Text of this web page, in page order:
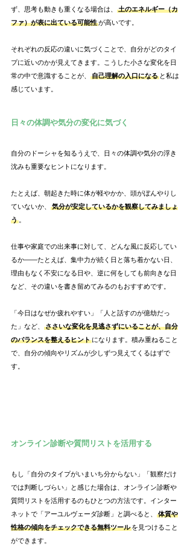
ず、思考も動きも重くなる場合は、
土のエネルギー（カ
ファ）が表に出ている可能性が高いです。
それぞれの反応の違いに気づくことで、自分がどのタイ
プに近いのかが見えてきます。こうした小さな変化を日
常の中で意識することが、
自己理解の入口になる と私は
感じています。
日々の体調や気分の変化に気づく
自分のドーシャを知るうえで、日々の体調や気分の浮き
沈みも重要なヒントになります。
たとえば、朝起きた時に体が軽やかか、頭がぼんやりし
ていないか、
気分が安定しているかを観察してみましょ
う 。
仕事や家庭での出来事に対して、どんな風に反応してい
るか――たとえば、集中力が続く日と落ち着かない日、
理由もなく不安になる日や、逆に何をしても前向きな日
など、その違いを書き留めてみるのもおすすめです。
「今日はなぜか疲れやすい」「人と話すのが億劫だっ
た」など、
ささいな変化を見逃さずにいることが、自分
のバランスを整えるヒント になります。積み重ねること
で、自分の傾向やリズムが少しずつ見えてくるはずで
す。
オンライン診断や質問リストを活用する
もし「自分のタイプがいまいち分からない」「観察だけ
では判断しづらい」と感じた場合は、オンライン診断や
質問リストを活用するのもひとつの方法です。インター
ネットで「アーユルヴェーダ診断」と調べると、
体質や
性格の傾向をチェックできる無料ツール を見つけること
ができます。